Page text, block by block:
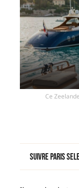
Ce
Suivre Paris